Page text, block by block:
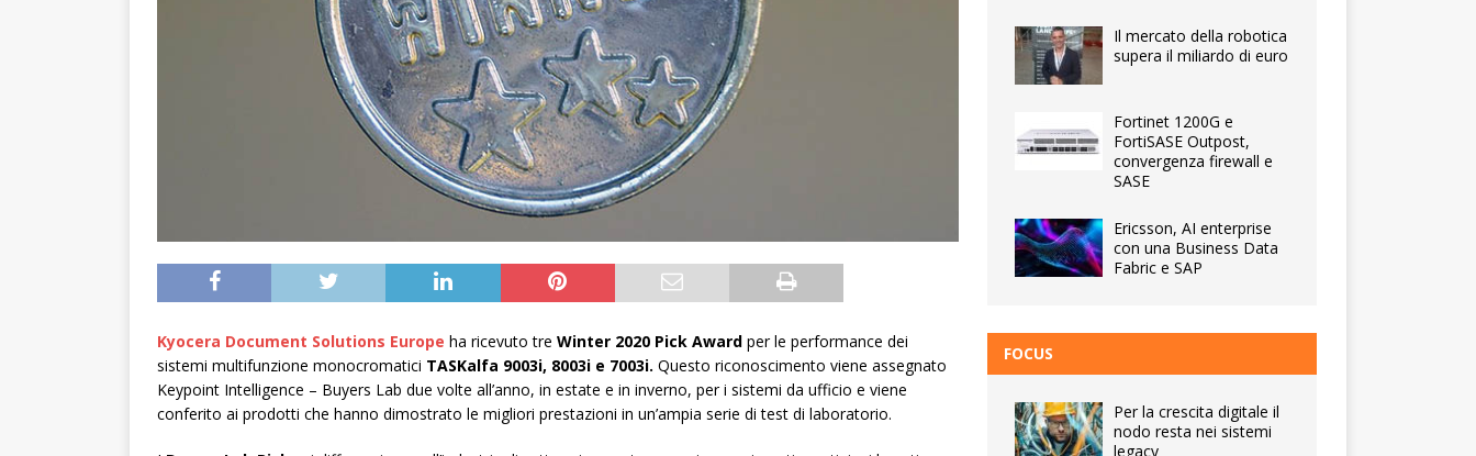
Kyocera Document Solutions Europe ha ricevuto tre Winter 2020 Pick Award per le performance dei
sistemi multifunzione monocromatici TASKalfa 9003i, 8003i e 7003i. Questo riconoscimento viene assegnato
Keypoint Intelligence – Buyers Lab due volte all’anno, in estate e in inverno, per i sistemi da ufficio e viene
conferito ai prodotti che hanno dimostrato le migliori prestazioni in un’ampia serie di test di laboratorio.
Il mercato della robotica
supera il miliardo di euro
Fortinet 1200G e
FortiSASE Outpost,
convergenza firewall e
SASE
Ericsson, AI enterprise
con una Business Data
Fabric e SAP
FOCUS
Per la crescita digitale il
nodo resta nei sistemi
legacy